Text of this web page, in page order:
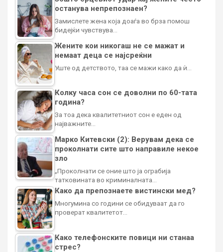
останува непрепознаен?
Замислете жена која доаѓа во брза помош
бидејќи чувствува…
Жените кои никогаш не се мажат и
немаат деца се најсреќни
Уште од детството, таа се мажи како да ѝ…
Колку часа сон се доволни по 60-тата
година?
За тоа дека квалитетниот сон е еден од
најважните…
Марко Китевски (2): Верувам дека се
проколнати сите што направиле некое
зло
„Проколнати се оние што ја ограбија
татковината во криминалната…
Како да препознаете вистински мед?
Многумина со години се обидуваат да го
проверат квалитетот…
Како телефонските повици ни станаа
стрес?